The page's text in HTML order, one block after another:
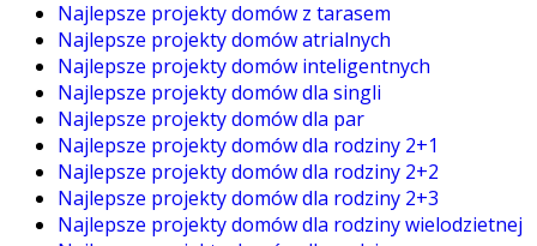
Najlepsze projekty domów z tarasem
Najlepsze projekty domów atrialnych
Najlepsze projekty domów inteligentnych
Najlepsze projekty domów dla singli
Najlepsze projekty domów dla par
Najlepsze projekty domów dla rodziny 2+1
Najlepsze projekty domów dla rodziny 2+2
Najlepsze projekty domów dla rodziny 2+3
Najlepsze projekty domów dla rodziny wielodzietnej